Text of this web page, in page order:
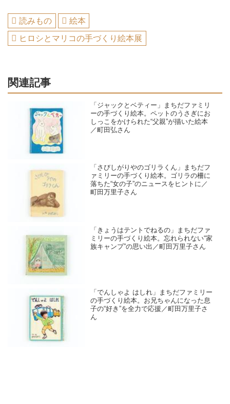
読みもの
絵本
ヒロシとマリコの手づくり絵本展
関連記事
「ジャックとベティー」まちだファミリ
ーの手づくり絵本。ペットのうさぎにお
しっこをかけられた“父親”が描いた絵本
／町田弘さん
「さびしがりやのゴリラくん」まちだフ
ァミリーの手づくり絵本。ゴリラの柵に
落ちた“女の子”のニュースをヒントに／
町田万里子さん
「きょうはテントでねるの」まちだファ
ミリーの手づくり絵本。忘れられない“家
族キャンプ”の思い出／町田万里子さん
「でんしゃよ はしれ」まちだファミリー
の手づくり絵本。お兄ちゃんになった息
子の“好き”を全力で応援／町田万里子さ
ん